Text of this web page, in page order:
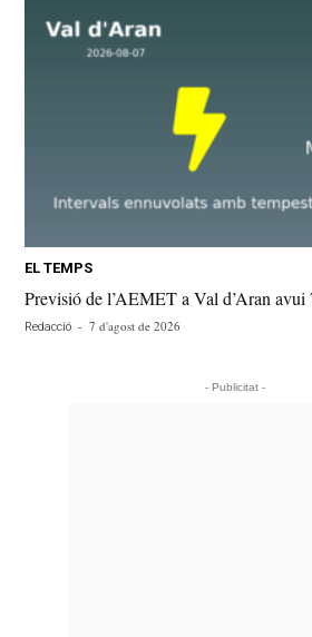
EL TEMPS
Previsió de l’AEMET a Val d’Aran avui
Redacció - 7 d'agost de 2026
- Publicitat -